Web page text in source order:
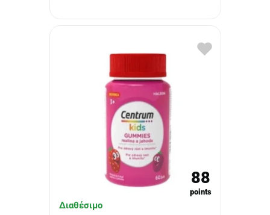
88
points
Διαθέσιμο